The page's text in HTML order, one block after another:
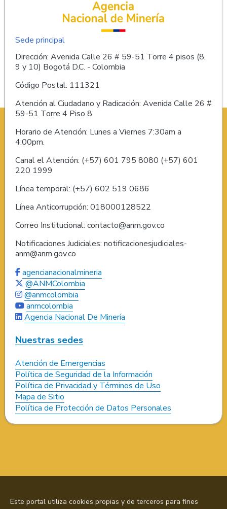
Sede principal
Dirección: Avenida Calle 26 # 59-51 Torre 4 pisos (8,
9 y 10) Bogotá D.C. - Colombia
Código Postal: 111321
Atención al Ciudadano y Radicación: Avenida Calle 26 #
59-51 Torre 4 Piso 8
Horario de Atención: Lunes a Viernes 7:30am a
4:00pm.
Canal el Atención: (+57) 601 795 8080 (+57) 601
220 1999
Línea temporal: (+57) 602 519 0686
Línea Anticorrupción: 018000128522
Correo Institucional: contacto@anm.gov.co
Notificaciones Judiciales: notificacionesjudiciales-
anm@anm.gov.co
agencianacionalmineria
@ANMColombia
@anmcolombia
anmcolombia
Agencia Nacional De Minería
Nuestras sedes
Atención de Emergencias
Política de Seguridad de la Información
Política de Privacidad y Términos de Uso
Mapa de Sitio
Política de Protección de Datos Personales
Este portal utiliza cookies propias y de terceros para fines